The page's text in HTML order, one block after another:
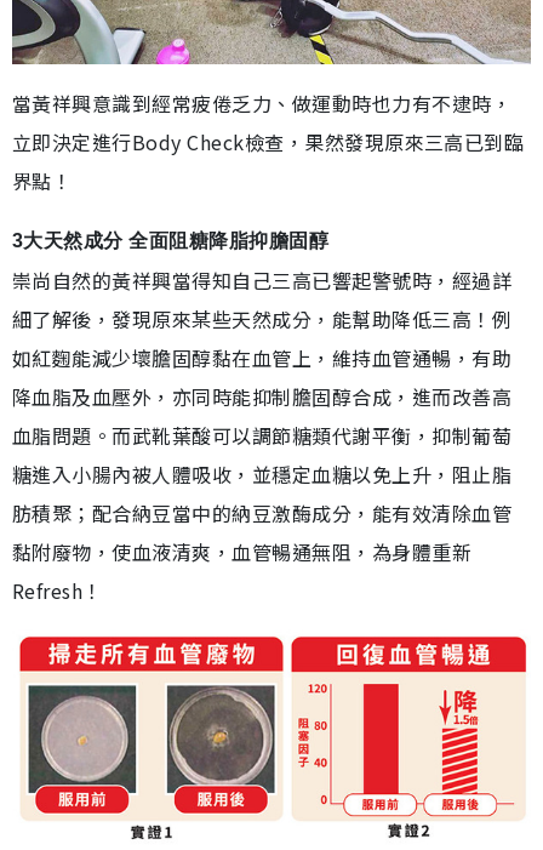
當黃祥興意識到經常疲倦乏力、做運動時也力有不逮時，
立即決定進行Body Check檢查，果然發現原來三高已到臨
界點！
3大天然成分 全面阻糖降脂抑膽固醇
崇尚自然的黃祥興當得知自己三高已響起警號時，經過詳
細了解後，發現原來某些天然成分，能幫助降低三高！例
如紅麴能減少壞膽固醇黏在血管上，維持血管通暢，有助
降血脂及血壓外，亦同時能抑制膽固醇合成，進而改善高
血脂問題。而武靴葉酸可以調節糖類代謝平衡，抑制葡萄
糖進入小腸內被人體吸收，並穩定血糖以免上升，阻止脂
肪積聚；配合納豆當中的納豆激酶成分，能有效清除血管
黏附廢物，使血液清爽，血管暢通無阻，為身體重新
Refresh！